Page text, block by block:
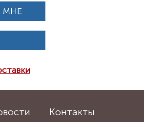
МНЕ
Контакты